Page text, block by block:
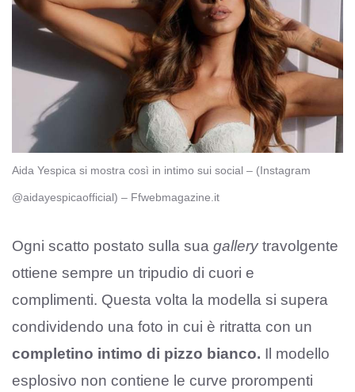
Aida Yespica si mostra così in intimo sui social – (Instagram
@aidayespicaofficial) – Ffwebmagazine.it
Ogni scatto postato sulla sua gallerytravolgente
ottiene sempre un tripudio di cuori e
complimenti. Questa volta la modella si supera
condividendo una foto in cui è ritratta con un
completino intimo di pizzo bianco. Il modello
esplosivo non contiene le curve prorompenti